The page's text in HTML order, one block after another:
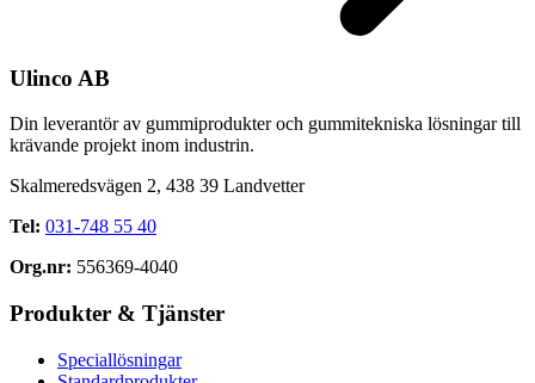
Ulinco AB
Din leverantör av gummiprodukter och gummitekniska lösningar till
krävande projekt inom industrin.
Skalmeredsvägen 2, 438 39 Landvetter
Tel: 031-748 55 40
Org.nr: 556369-4040
Produkter & Tjänster
Speciallösningar